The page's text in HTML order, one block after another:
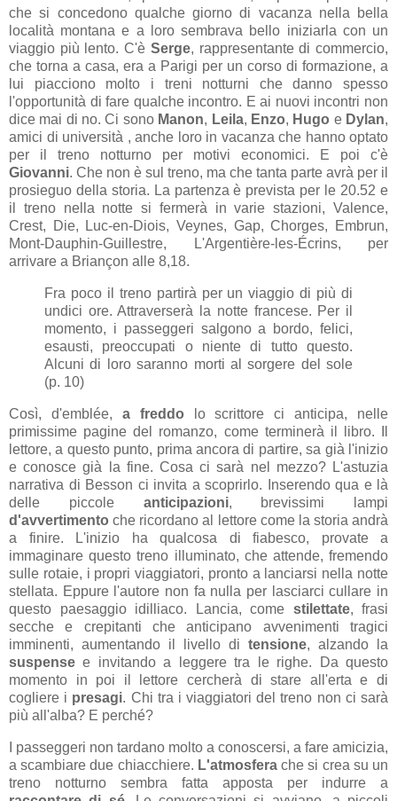
che si concedono qualche giorno di vacanza nella bella
località montana e a loro sembrava bello iniziarla con un
viaggio più lento. C'è Serge, rappresentante di commercio,
che torna a casa, era a Parigi per un corso di formazione, a
lui piacciono molto i treni notturni che danno spesso
l'opportunità di fare qualche incontro. E ai nuovi incontri non
dice mai di no. Ci sono Manon, Leila, Enzo, Hugo e Dylan,
amici di università , anche loro in vacanza che hanno optato
per il treno notturno per motivi economici. E poi c'è
Giovanni. Che non è sul treno, ma che tanta parte avrà per il
prosieguo della storia. La partenza è prevista per le 20.52 e
il treno nella notte si fermerà in varie stazioni, Valence,
Crest, Die, Luc-en-Diois, Veynes, Gap, Chorges, Embrun,
Mont-Dauphin-Guillestre, L'Argentière-les-Écrins, per
arrivare a Briançon alle 8,18.
Fra poco il treno partirà per un viaggio di più di
undici ore. Attraverserà la notte francese. Per il
momento, i passeggeri salgono a bordo, felici,
esausti, preoccupati o niente di tutto questo.
Alcuni di loro saranno morti al sorgere del sole
(p. 10)
Così, d'emblée, a freddo lo scrittore ci anticipa, nelle
primissime pagine del romanzo, come terminerà il libro. Il
lettore, a questo punto, prima ancora di partire, sa già l'inizio
e conosce già la fine. Cosa ci sarà nel mezzo? L'astuzia
narrativa di Besson ci invita a scoprirlo. Inserendo qua e là
delle piccole anticipazioni, brevissimi lampi
d'avvertimento che ricordano al lettore come la storia andrà
a finire. L'inizio ha qualcosa di fiabesco, provate a
immaginare questo treno illuminato, che attende, fremendo
sulle rotaie, i propri viaggiatori, pronto a lanciarsi nella notte
stellata. Eppure l'autore non fa nulla per lasciarci cullare in
questo paesaggio idilliaco. Lancia, come stilettate, frasi
secche e crepitanti che anticipano avvenimenti tragici
imminenti, aumentando il livello di tensione, alzando la
suspense e invitando a leggere tra le righe. Da questo
momento in poi il lettore cercherà di stare all'erta e di
cogliere i presagi. Chi tra i viaggiatori del treno non ci sarà
più all'alba? E perché?
I passeggeri non tardano molto a conoscersi, a fare amicizia,
a scambiare due chiacchiere. L'atmosferache si crea su un
treno notturno sembra fatta apposta per indurre a